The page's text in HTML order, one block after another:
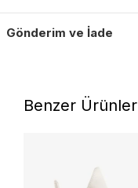
Gönderim ve İade
Benzer Ürünler